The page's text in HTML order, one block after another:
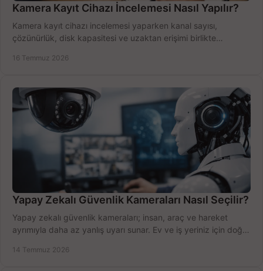
Kamera Kayıt Cihazı İncelemesi Nasıl Yapılır?
Kamera kayıt cihazı incelemesi yaparken kanal sayısı,
çözünürlük, disk kapasitesi ve uzaktan erişimi birlikte
16 Temmuz 2026
Yapay Zekalı Güvenlik Kameraları Nasıl Seçilir?
Yapay zekalı güvenlik kameraları; insan, araç ve hareket
ayrımıyla daha az yanlış uyarı sunar. Ev ve iş yeriniz için doğru
14 Temmuz 2026